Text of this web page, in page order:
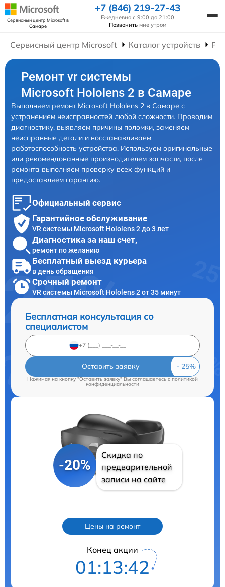
Сервисный центр Microsoftв
Самаре
+7 (846) 219-27-43
Ежедневно с 9:00 до 21:00
Позвонить мне утром
Сервисный центр Microsoft Каталог устройств
Ремонт vr системы
Microsoft Hololens 2 в Самаре
Выполняем ремонт Microsoft Hololens 2 в Самаре с
устранением неисправностей любой сложности. Проводим
диагностику, выявляем причины поломки, заменяем
неисправные детали и восстанавливаем
работоспособность устройства. Используем оригинальные
или рекомендованные производителем запчасти, после
ремонта выполняем проверку всех функций и
предоставляем гарантию.
Официальный сервис
Гарантийное обслуживание
VR системы Microsoft Hololens 2 до 3 лет
Диагностика за наш счет,
ремонт по желанию
Бесплатный выезд курьера
в день обращения
Срочный ремонт
VR системы Microsoft Hololens 2 от 35 минут
Бесплатная консультация со
специалистом
Оставить заявку
Нажимая на кнопку "Оставить заявку" Вы соглашаетесь cполитикой
конфиденциальности
-20%
Скидка по
предварительной
записи на сайте
Цены на ремонт
Конец акции
01:13:41